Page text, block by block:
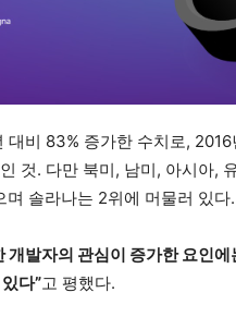
대비 83% 증가한 수치로,
것. 다만 북미, 남미, 아시아,
솔라나는 2위에 머물러 있다.
개발자의 관심이 증가한 요인
다”고 평했다.